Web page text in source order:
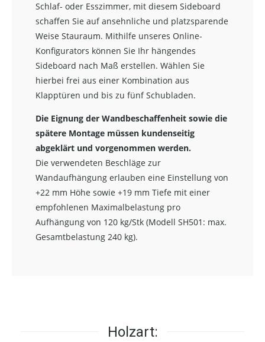
Schlaf- oder Esszimmer, mit diesem Sideboard
schaffen Sie auf ansehnliche und platzsparende
Weise Stauraum. Mithilfe unseres Online-
Konfigurators können Sie Ihr hängendes
Sideboard nach Maß erstellen. Wählen Sie
hierbei frei aus einer Kombination aus
Klapptüren und bis zu fünf Schubladen.
Die Eignung der Wandbeschaffenheit sowie die
spätere Montage müssen kundenseitig
abgeklärt und vorgenommen werden.
Die verwendeten Beschläge zur
Wandaufhängung erlauben eine Einstellung von
+22 mm Höhe sowie +19 mm Tiefe mit einer
empfohlenen Maximalbelastung pro
Aufhängung von 120 kg/Stk (Modell SH501: max.
Gesamtbelastung 240 kg).
Holzart: